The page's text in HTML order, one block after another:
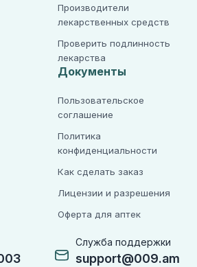
Служба поддержки
support@009.am
Производители
лекарственных средств
Проверить подлинность
лекарства
Документы
Пользовательское
соглашение
Политика
конфиденциальности
Как сделать заказ
Лицензии и разрешения
Оферта для аптек